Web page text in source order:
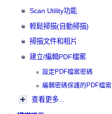
Scan Utility功能
輕鬆掃描(自動掃描)
掃描文件和相片
建立/編輯PDF檔案
設定PDF檔案密碼
編輯密碼保護的PDF檔案
查看更多...